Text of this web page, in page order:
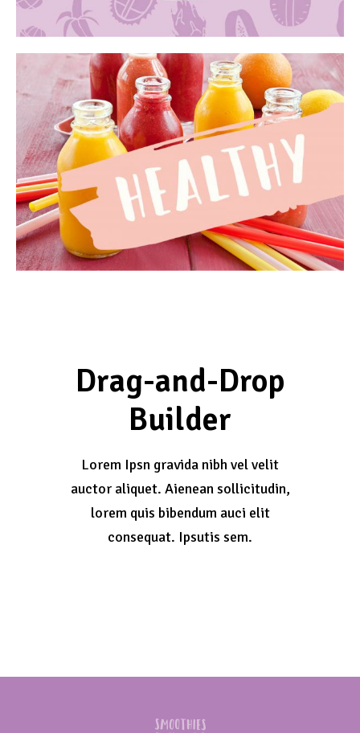
Drag-and-Drop
Builder
Lorem Ipsn gravida nibh vel velit
auctor aliquet. Aienean sollicitudin,
lorem quis bibendum auci elit
consequat. Ipsutis sem.